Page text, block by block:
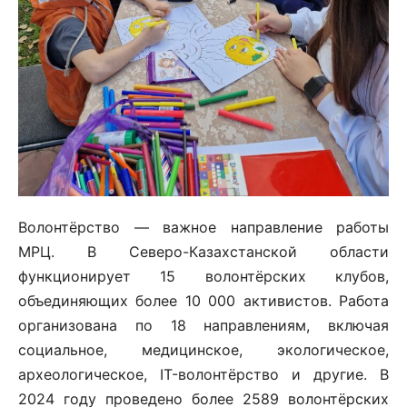
Волонтёрство — важное направление работы
МРЦ. В Северо-Казахстанской области
функционирует 15 волонтёрских клубов,
объединяющих более 10 000 активистов. Работа
организована по 18 направлениям, включая
социальное, медицинское, экологическое,
археологическое, IT-волонтёрство и другие. В
2024 году проведено более 2589 волонтёрских